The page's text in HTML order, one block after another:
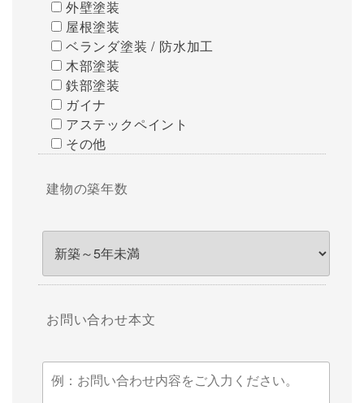
外壁塗装
屋根塗装
ベランダ塗装 / 防水加工
木部塗装
鉄部塗装
ガイナ
アステックペイント
その他
建物の築年数
お問い合わせ本文